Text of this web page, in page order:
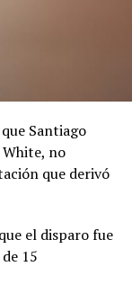
Santiago
White, no
que derivó
el disparo fue
15